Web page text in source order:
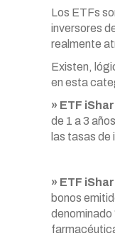
Los ETFs
inversores
realmente
Existen,
en esta
» ETF
de 1 a 3
las tasas
» ETF
bonos
denominado